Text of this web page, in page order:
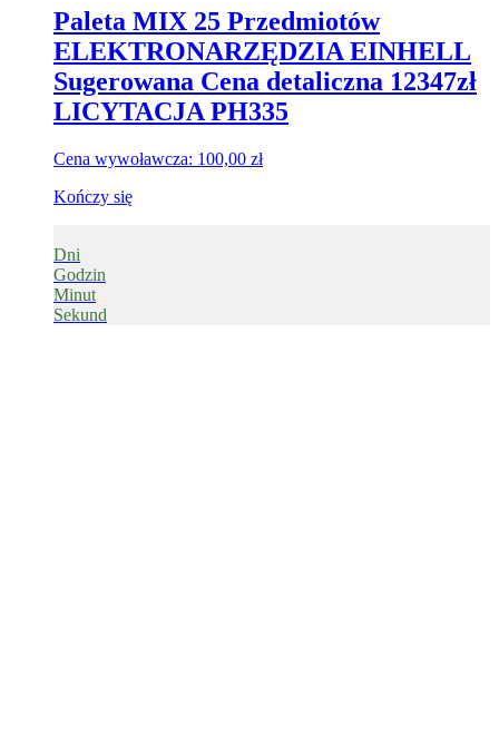
Paleta MIX 25 Przedmiotów
ELEKTRONARZĘDZIA EINHELL
Sugerowana Cena detaliczna 12347zł
LICYTACJA PH335
Cena wywoławcza: 100,00 zł
Kończy się
Dni
Godzin
Minut
Sekund